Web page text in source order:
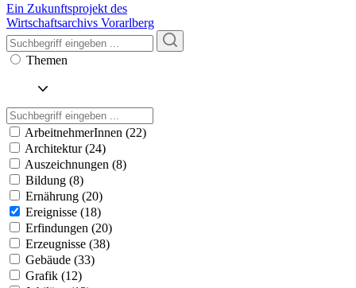
Ein Zukunftsprojekt des
Wirtschaftsarchivs Vorarlberg
Themen
ArbeitnehmerInnen (22)
Architektur (24)
Auszeichnungen (8)
Bildung (8)
Ernährung (20)
Ereignisse (18)
Erfindungen (20)
Erzeugnisse (38)
Gebäude (33)
Grafik (12)